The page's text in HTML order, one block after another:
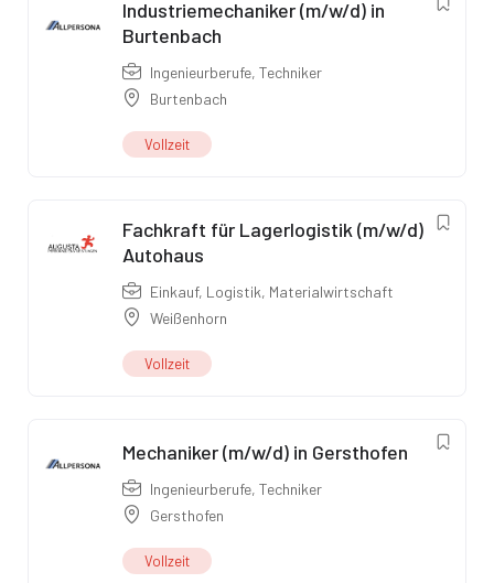
Industriemechaniker (m/w/d) in
Burtenbach
Ingenieurberufe, Techniker
Burtenbach
Vollzeit
Fachkraft für Lagerlogistik (m/w/d)
Autohaus
Einkauf, Logistik, Materialwirtschaft
Weißenhorn
Vollzeit
Mechaniker (m/w/d) in Gersthofen
Ingenieurberufe, Techniker
Gersthofen
Vollzeit